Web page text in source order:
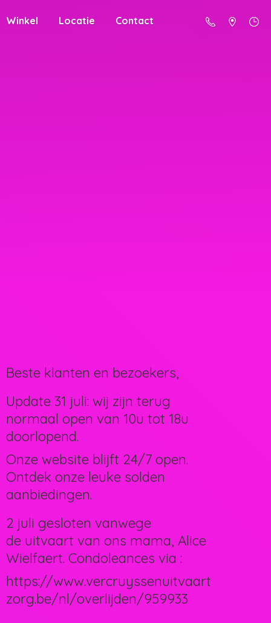
Winkel Locatie Contact
Beste klanten en bezoekers,
Update 31 juli: wij zijn terug
normaal open van 10u tot 18u
doorlopend.
Onze website blijft 24/7 open.
Ontdek onze leuke solden
aanbiedingen.
2 juli gesloten vanwege
de uitvaart van ons mama, Alice
Wielfaert. Condoleances via :
https://www.vercruyssenuitvaart
zorg.be/nl/overlijden/959933